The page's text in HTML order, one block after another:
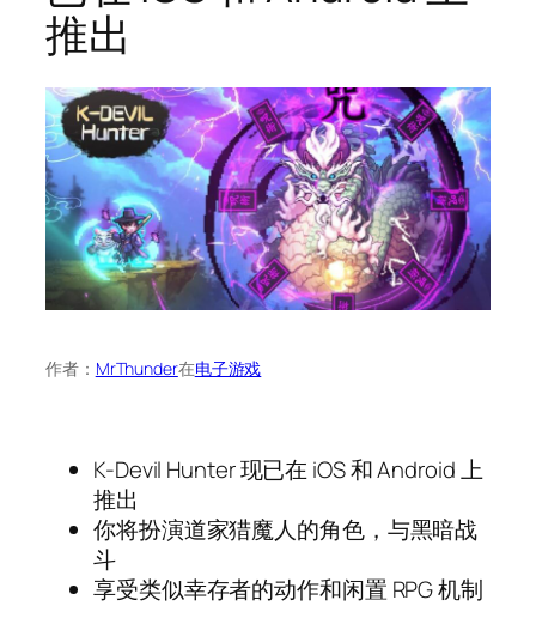
推出
作者： MrThunder在电子游戏
K-Devil Hunter 现已在 iOS 和 Android 上
推出
你将扮演道家猎魔人的角色，与黑暗战
斗
享受类似幸存者的动作和闲置 RPG 机制